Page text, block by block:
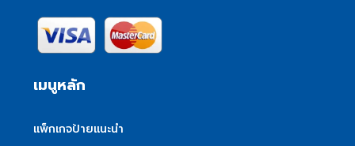
เมนูหลัก
แพ็กเกจป้ายแนะนำ